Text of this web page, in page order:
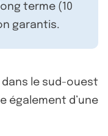
terme (10
garantis.
dans le sud-ouest
également d’une